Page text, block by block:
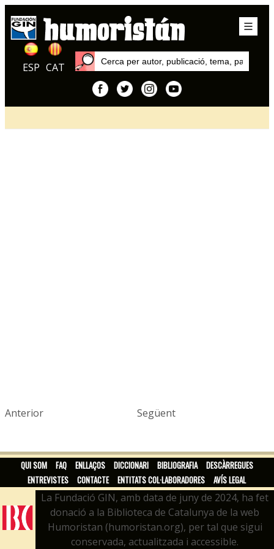
ESP CAT
Anterior Següent
QUI SOM FAQ ENLLAÇOS DICCIONARI BIBLIOGRAFIA
DESCÀRREGUES
ENTREVISTES
CONTACTE ENTITATS COL·LABORADORES AVÍS LEGAL
La Fundació GIN, amb data de juny de 2024, ha fet
donació a la Biblioteca de Catalunya de la web
Humoristan (humoristan.org), per tal que sigui
conservada, actualitzada i accessible.